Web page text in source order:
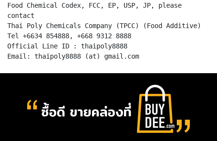
Food Chemical Codex, FCC, EP, USP, JP, please
contact
Thai Poly Chemicals Company (TPCC) (Food Additive)
Tel +6634 854888, +668 9312 8888
Official Line ID : thaipoly8888